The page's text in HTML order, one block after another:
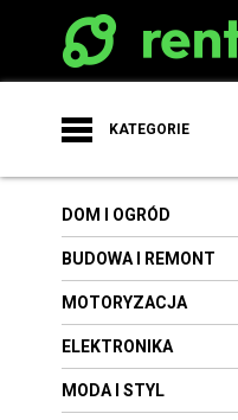
KATEGORIE
Motoryzacja
Elektronika
Moda i styl
Nieruchomości
Sport i turystyka
Dla dzieci
Kultura i rozrywka
DOM I OGRÓD
BUDOWA I REMONT
MOTORYZACJA
ELEKTRONIKA
MODA I STYL